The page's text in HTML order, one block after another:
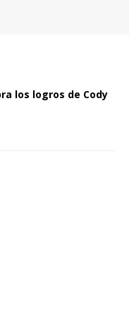
los logros de Cody